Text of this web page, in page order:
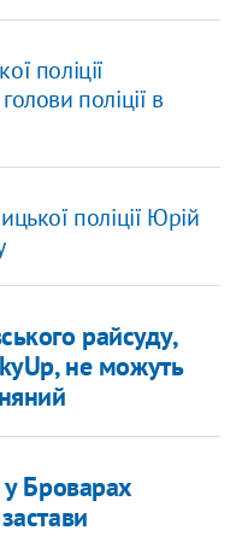
поліції
поліції в
поліції Юрій
райсуду,
не можуть
у Броварах